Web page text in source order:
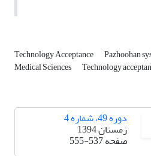
Technology Acceptance Pazhoohan
Medical Sciences Technology
دوره 49، شماره 4
زمستان 1394
صفحه555-537